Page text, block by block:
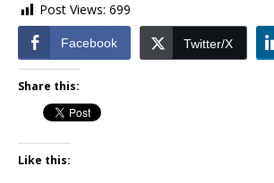
Post Views: 699
Facebook Twitter/X
Share this:
Like this: